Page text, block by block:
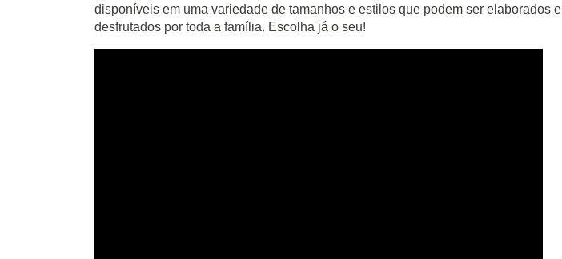
disponíveis em uma variedade de tamanhos e estilos que podem ser elaborados e
desfrutados por toda a família. Escolha já o seu!